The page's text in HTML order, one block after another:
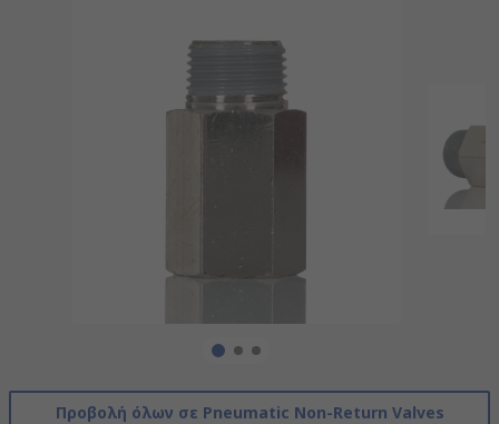
Προβολή όλων σε Pneumatic Non-Return Valves